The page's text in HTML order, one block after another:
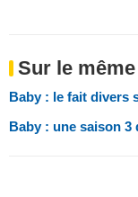
Sur le
Baby : le fait divers
Baby : une saison